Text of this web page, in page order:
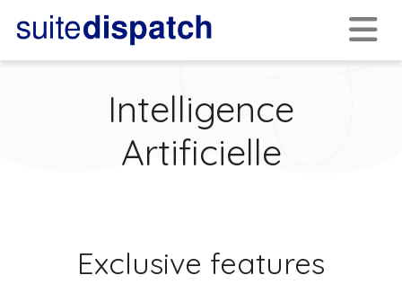
Intelligence
Artificielle
Exclusive features